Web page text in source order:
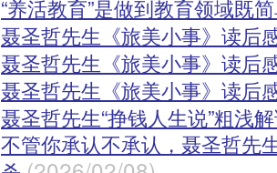
“养活教育”是做到教育领域既
聂圣哲先生《旅美小事》读后
聂圣哲先生《旅美小事》读后
聂圣哲先生《旅美小事》读后
聂圣哲先生“挣钱人生说”粗浅
不管你承认不承认，聂圣哲先